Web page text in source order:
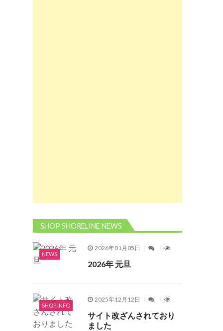
SHOP SHORELINE NEWS
NEWS
2026年01月05日
2026年 元旦
SHOP INFO
2025年12月12日
サイト改ざんされており
ました